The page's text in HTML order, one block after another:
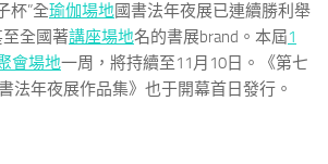
杯”全瑜伽場地國書法年夜展已連續勝利舉
全國著講座場地名的書展brand。本屆1
會場地一周，將持續至11月10日。《第七
法年夜展作品集》也于開幕首日發行。